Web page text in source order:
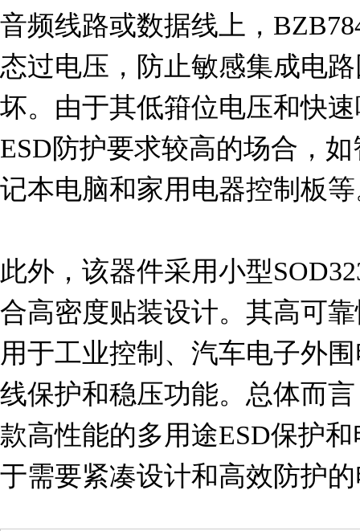
音频线路或数据线上，
态过电压，防止敏感集成电
坏。由于其低箝位电压和快
ESD防护要求较高的场合，
记本电脑和家用电器控制板
此外，该器件采用小型
合高密度贴装设计。其高可
用于工业控制、汽车电子外
线保护和稳压功能。总体而
款高性能的多用途ESD保护
于需要紧凑设计和高效防护